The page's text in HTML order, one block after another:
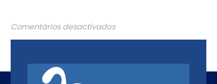
Comentários desactivados